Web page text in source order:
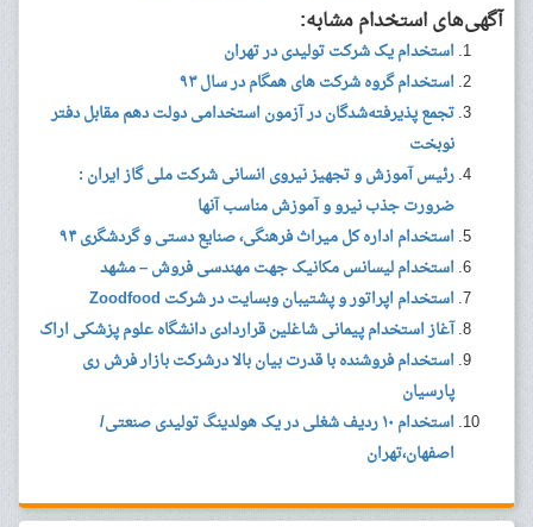
آگهی‌های استخدام مشابه:
استخدام یک شرکت تولیدی در تهران
استخدام گروه شرکت های همگام در سال ۹۳
تجمع پذیرفته‌شدگان در آزمون استخدامی دولت دهم مقابل دفتر
نوبخت
رئیس آموزش و تجهیز نیروی انسانی شرکت ملی گاز ایران :
ضرورت جذب نیرو و آموزش مناسب آنها
استخدام اداره کل میراث فرهنگی، صنایع دستی و گردشگری ۹۴
استخدام لیسانس مکانیک جهت مهندسی فروش – مشهد
استخدام اپراتور و پشتیبان وبسایت در شرکت Zoodfood
آغاز استخدام پیمانی شاغلین قراردادی دانشگاه علوم پزشکی اراک
استخدام فروشنده با قدرت بیان بالا درشرکت بازار فرش ری
پارسیان
استخدام ۱۰ ردیف شغلی در یک هولدینگ تولیدی صنعتی/
اصفهان،تهران